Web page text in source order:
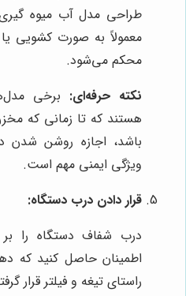
طراحی مدل آب میوه
معمولاً به صورت کشویی
محکم می‌شود.
نکته حرفه‌ای: برخی
هستند که تا زمانی که
باشد، اجازه روشن شدن
ویژگی ایمنی مهم است.
قرار دادن درب دستگاه:
درب شفاف دستگاه را
اطمینان حاصل کنید که
راستای تیغه و فیلتر قرار